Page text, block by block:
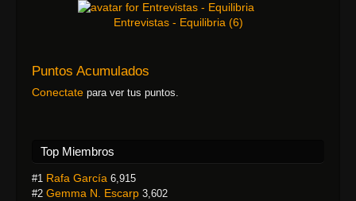
Entrevistas - Equilibria (6)
Puntos Acumulados
Conectate para ver tus puntos.
Top Miembros
#1 Rafa García 6,915
#2 Gemma N. Escarp 3,602